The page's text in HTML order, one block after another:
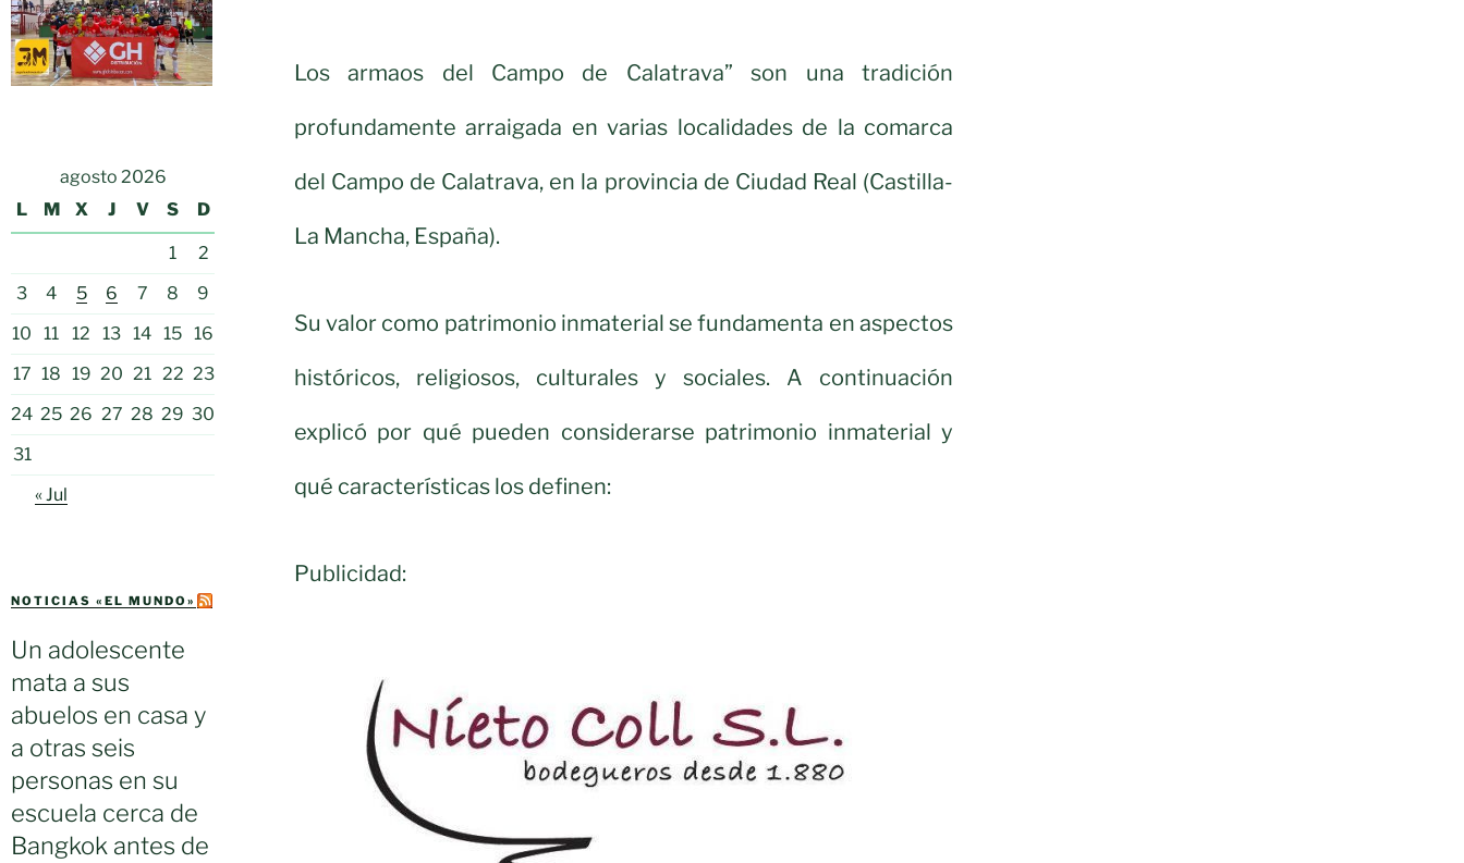
agosto 2026
L
M X J V S D
1
2
3
4 5 6 7 8
9
10
11 12 13 14 15 16
17 18 19 20 21 22 23
24 25 26 27 28 29 30
31
« Jul
NOTICIAS «EL MUNDO»
Un adolescente
mata a sus
abuelos en casa y
a otras seis
personas en su
escuela cerca de
Bangkok antes de
Los armaos del Campo de Calatrava” son una tradición
profundamente arraigada en varias localidades de la comarca
del Campo de Calatrava, en la provincia de Ciudad Real (Castilla-
La Mancha, España).
Su valor como patrimonio inmaterial se fundamenta en aspectos
históricos, religiosos, culturales y sociales. A continuación
explicó por qué pueden considerarse patrimonio inmaterial y
qué características los definen:
Publicidad: